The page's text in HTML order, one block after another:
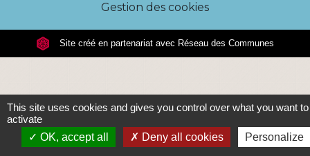
Gestion des cookies
Site créé en partenariat avec Réseau des Communes
This site uses cookies and gives you control over what you want to
activate
OK, accept all
Deny all cookies Personalize